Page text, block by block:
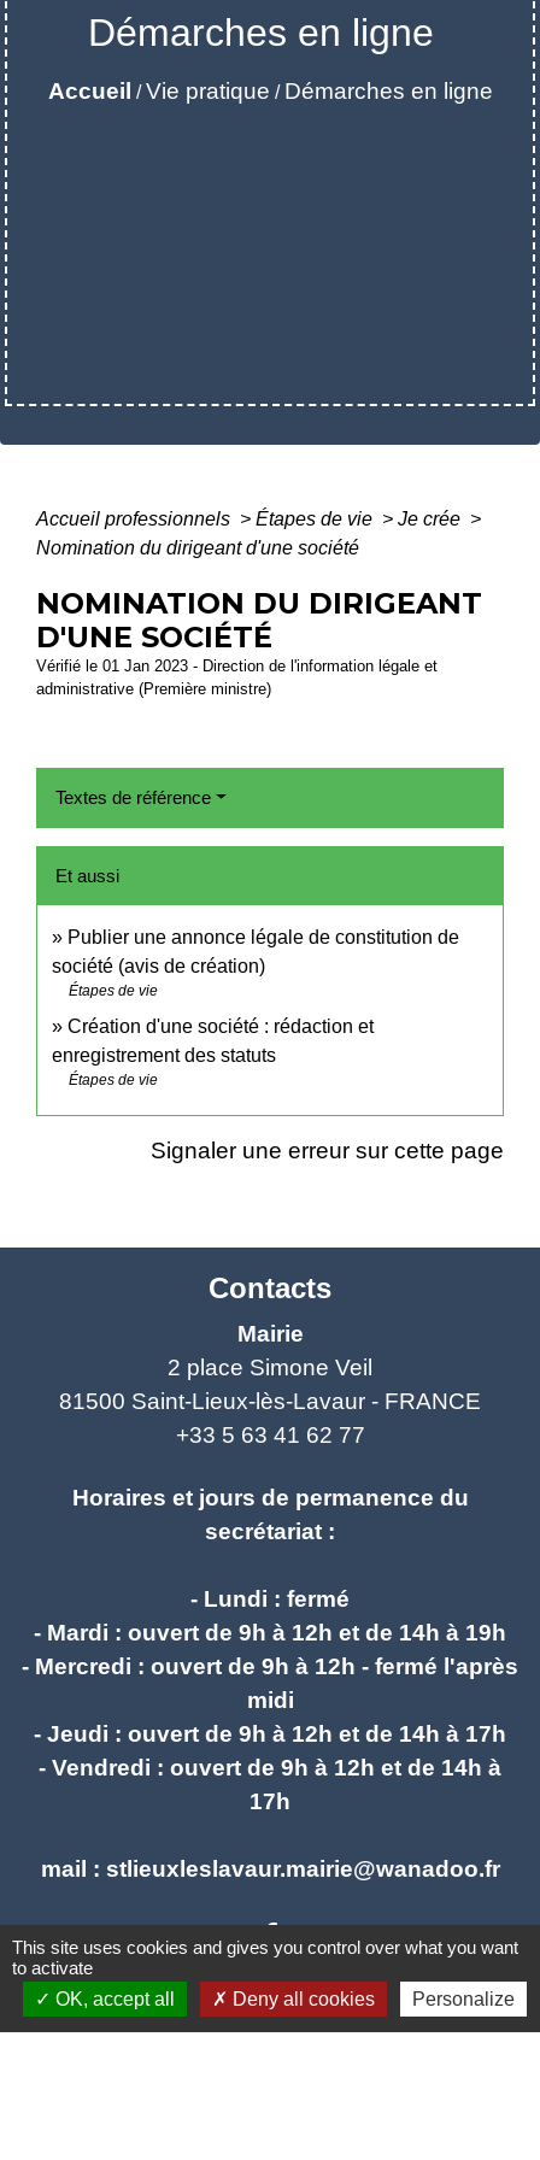
Démarches en ligne
Accueil /Vie pratique / Démarches en ligne
Accueil professionnels > Étapes de vie > Je crée >
Nomination du dirigeant d'une société
NOMINATION DU DIRIGEANT
D'UNE SOCIÉTÉ
Vérifié le 01 Jan 2023 - Direction de l'information légale et
administrative (Première ministre)
Textes de référence
Et aussi
Publier une annonce légale de constitution de
société (avis de création)
Étapes de vie
Création d'une société : rédaction et
enregistrement des statuts
Étapes de vie
Signaler une erreur sur cette page
Contacts
Mairie
2 place Simone Veil
81500 Saint-Lieux-lès-Lavaur - FRANCE
+33 5 63 41 62 77
Horaires et jours de permanence du
secrétariat :
- Lundi : fermé
- Mardi : ouvert de 9h à 12h et de 14h à 19h
- Mercredi : ouvert de 9h à 12h - fermé l'après
midi
- Jeudi : ouvert de 9h à 12h et de 14h à 17h
- Vendredi : ouvert de 9h à 12h et de 14h à
17h
mail : stlieuxleslavaur.mairie@wanadoo.fr
Liens
This site uses cookies and gives you control over what you want
to activate
OK, accept all
Deny all cookies Personalize